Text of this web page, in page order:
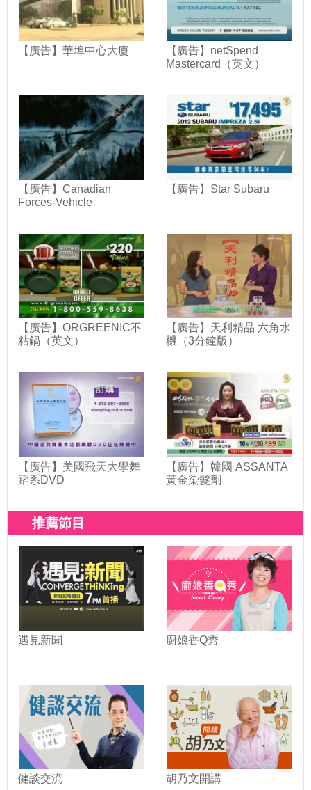
【廣告】華埠中心大廈
【廣告】netSpend
Mastercard（英文）
【廣告】Canadian
Forces-Vehicle
【廣告】Star Subaru
【廣告】ORGREENIC不
粘鍋（英文）
【廣告】天利精品 六角水
機（3分鐘版）
【廣告】美國飛天大學舞
蹈系DVD
【廣告】韓國 ASSANTA
黃金染髮劑
推薦節目
遇見新聞 廚娘香Q秀
健談交流 胡乃文開講